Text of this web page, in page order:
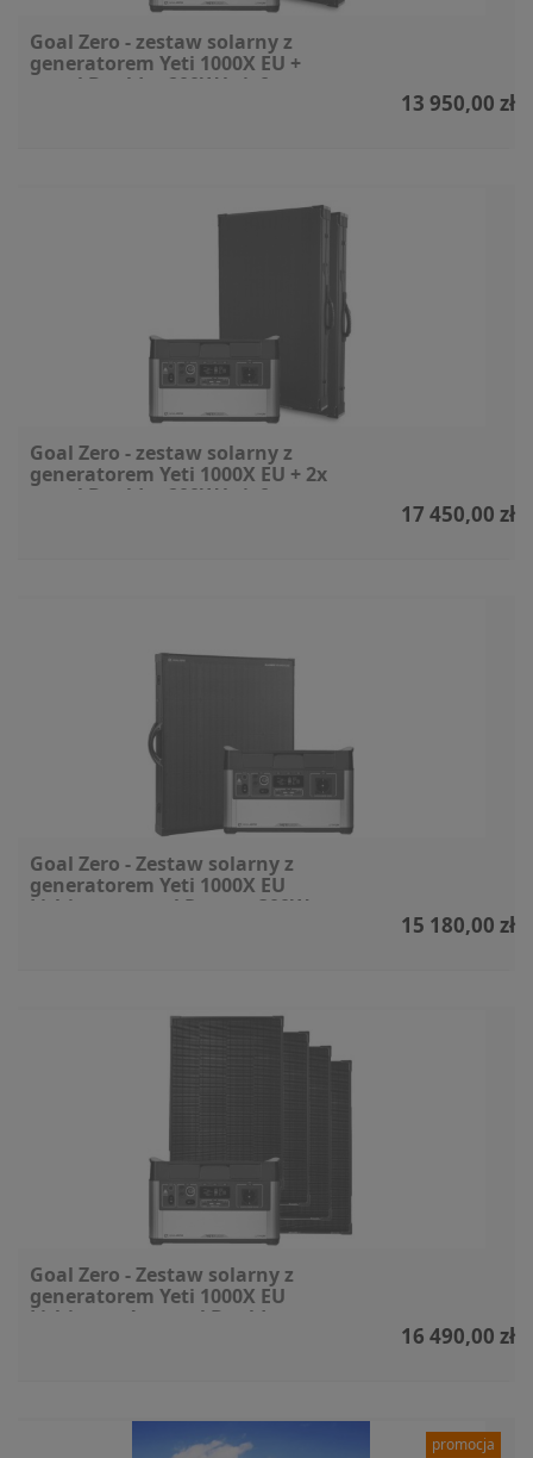
Goal Zero - zestaw solarny z
generatorem Yeti 1000X EU +
panel Boulder 200W briefcase
13 950,00 zł
Goal Zero - zestaw solarny z
generatorem Yeti 1000X EU + 2x
panel Boulder 200W briefcase
17 450,00 zł
Goal Zero - Zestaw solarny z
generatorem Yeti 1000X EU
Lithium + panel Ranger 300W
15 180,00 zł
Goal Zero - Zestaw solarny z
generatorem Yeti 1000X EU
Lithium + 4x panel Boulder
16 490,00 zł
promocja